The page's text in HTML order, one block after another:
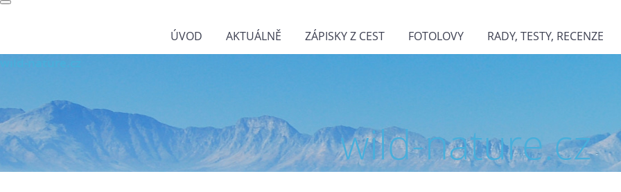
ÚVOD AKTUÁLNĚ ZÁPISKY Z CEST FOTOLOVY RADY, TESTY, RECENZE
wild-nature.cz